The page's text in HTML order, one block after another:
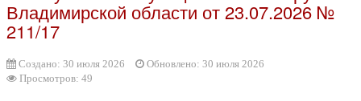
Владимирской области от 23.07.2026 №
211/17
Создано: 30 июля 2026
Обновлено: 30 июля 2026
Просмотров: 49